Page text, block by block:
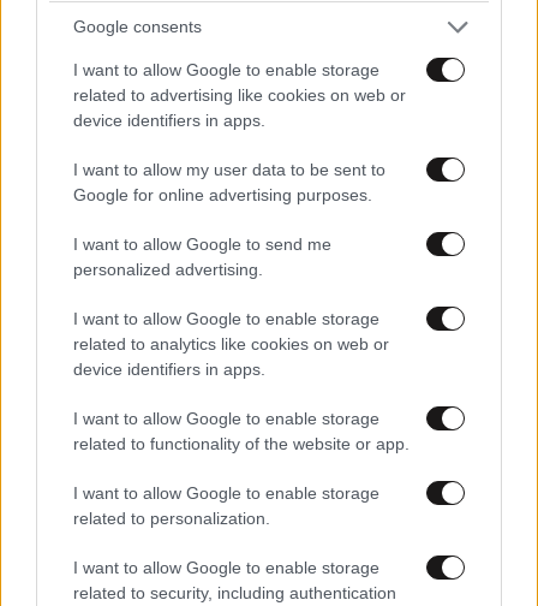
Google consents
I want to allow Google to enable storage
related to advertising like cookies on web or
device identifiers in apps.
I want to allow my user data to be sent to
Google for online advertising purposes.
I want to allow Google to send me
personalized advertising.
I want to allow Google to enable storage
related to analytics like cookies on web or
device identifiers in apps.
I want to allow Google to enable storage
related to functionality of the website or app.
I want to allow Google to enable storage
related to personalization.
I want to allow Google to enable storage
related to security, including authentication